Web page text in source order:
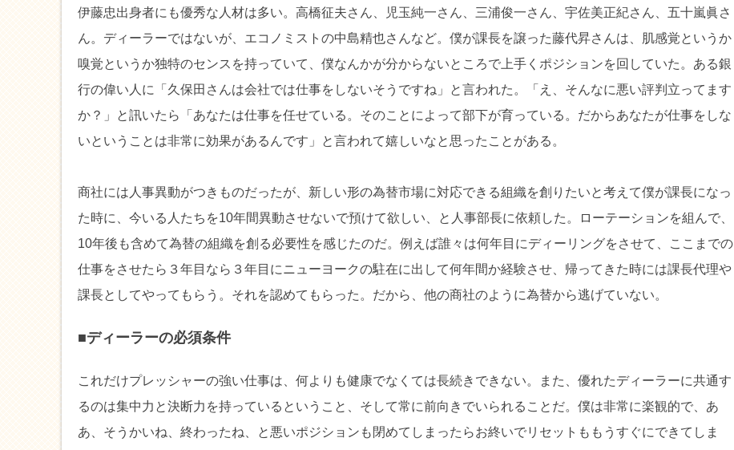
伊藤忠出身者にも優秀な人材は多い。高橋征夫さん、児玉純一さん、三浦俊一さん、宇佐美正紀さん、五十嵐眞さ
ん。ディーラーではないが、エコノミストの中島精也さんなど。僕が課長を譲った藤代昇さんは、肌感覚というか
嗅覚というか独特のセンスを持っていて、僕なんかが分からないところで上手くポジションを回していた。ある銀
行の偉い人に「久保田さんは会社では仕事をしないそうですね」と言われた。「え、そんなに悪い評判立ってます
か？」と訊いたら「あなたは仕事を任せている。そのことによって部下が育っている。だからあなたが仕事をしな
いということは非常に効果があるんです」と言われて嬉しいなと思ったことがある。
商社には人事異動がつきものだったが、新しい形の為替市場に対応できる組織を創りたいと考えて僕が課長になっ
た時に、今いる人たちを10年間異動させないで預けて欲しい、と人事部長に依頼した。ローテーションを組んで、
10年後も含めて為替の組織を創る必要性を感じたのだ。例えば誰々は何年目にディーリングをさせて、ここまでの
仕事をさせたら３年目なら３年目にニューヨークの駐在に出して何年間か経験させ、帰ってきた時には課長代理や
課長としてやってもらう。それを認めてもらった。だから、他の商社のように為替から逃げていない。
■ディーラーの必須条件
これだけプレッシャーの強い仕事は、何よりも健康でなくては長続きできない。また、優れたディーラーに共通す
るのは集中力と決断力を持っているということ、そして常に前向きでいられることだ。僕は非常に楽観的で、あ
あ、そうかいね、終わったね、と悪いポジションも閉めてしまったらお終いでリセットももうすぐにできてしま